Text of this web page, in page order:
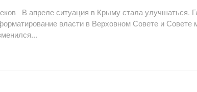
В апреле ситуация в Крыму стала улучшаться.
власти в Верховном Совете и Совете